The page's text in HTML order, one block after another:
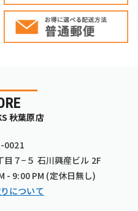
秋葉原店
0021
７−５ 石川興産ビル 2F
- 9:00 PM (定休日無し)
について